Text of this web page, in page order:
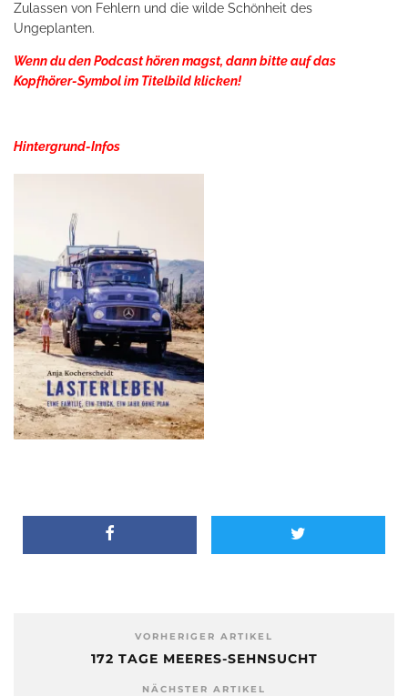
Zulassen von Fehlern und die wilde Schönheit des
Ungeplanten.
Wenn du den Podcast hören magst, dann bitte auf das
Kopfhörer-Symbol im Titelbild klicken!
Hintergrund-Infos
VORHERIGER ARTIKEL
172 TAGE MEERES-SEHNSUCHT
NÄCHSTER ARTIKEL